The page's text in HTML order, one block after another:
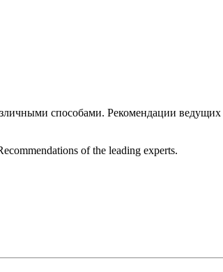
способами. Рекомендации ведущих
of the leading experts.